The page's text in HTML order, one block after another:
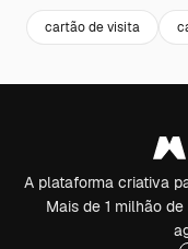
cartão de visita
A plataforma criativa
Mais de 1 milhão